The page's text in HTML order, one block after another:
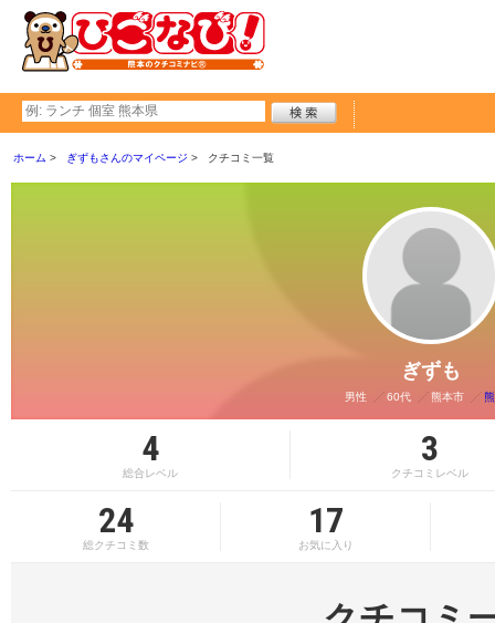
ホーム ぎずもさんのマイページ クチコミ一覧
ぎずも
男性 60代 熊本市
4
総合レベル
3
クチコミレベル
24
総クチコミ数
17
お気に入り